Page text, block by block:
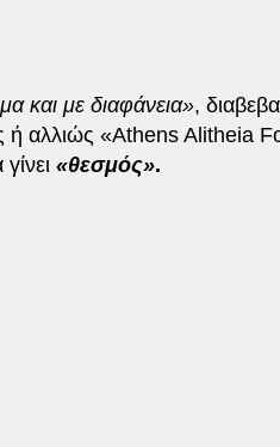
και με διαφάνεια»,
ή αλλιώς «Athens Alitheia
«θεσμός».